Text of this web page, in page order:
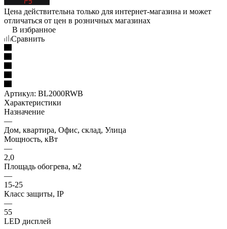
Цена действительна только для интернет-магазина и может
отличаться от цен в розничных магазинах
В избранное
Сравнить
Артикул: BL2000RWB
Характеристики
Назначение
—
Дом, квартира, Офис, склад, Улица
Мощность, кВт
—
2,0
Площадь обогрева, м2
—
15-25
Класс защиты, IP
—
55
LED дисплей